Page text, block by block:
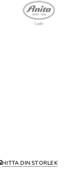
HITTA DIN STORLEK